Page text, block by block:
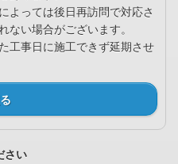
よっては後日再訪問で対応さ
ない場合がございます。
工事日に施工できず延期させ
さい